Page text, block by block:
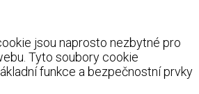
jsou naprosto nezbytné pro
Tyto soubory cookie
funkce a bezpečnostní prvky